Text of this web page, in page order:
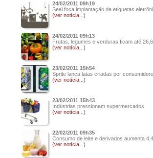
24/02/2011 09h19
Seal foca implantação de etiquetas
(ver notícia...)
24/02/2011 09h13
Frutas, legumes e verduras ficam até
(ver notícia...)
23/02/2011 15h54
Sprite lança latas criadas por
(ver notícia...)
23/02/2011 15h43
Indústrias pressionam supermercados
(ver notícia...)
22/02/2011 09h35
Consumo de leite e derivados aumenta
(ver notícia...)